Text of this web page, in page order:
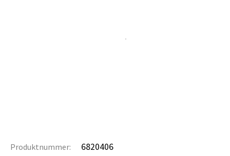
Produktnummer: 6820406